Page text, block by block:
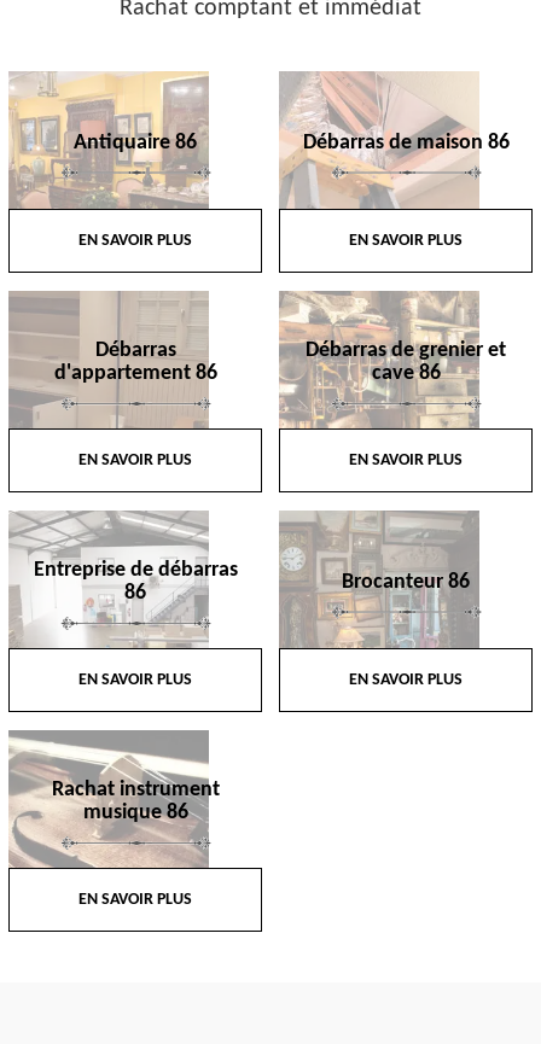
Rachat comptant et immédiat
Antiquaire 86
EN SAVOIR PLUS
Débarras de maison 86
EN SAVOIR PLUS
Débarras
d'appartement 86
EN SAVOIR PLUS
Débarras de grenier et
cave 86
EN SAVOIR PLUS
Entreprise de débarras
86
EN SAVOIR PLUS
Brocanteur 86
EN SAVOIR PLUS
Rachat instrument
musique 86
EN SAVOIR PLUS